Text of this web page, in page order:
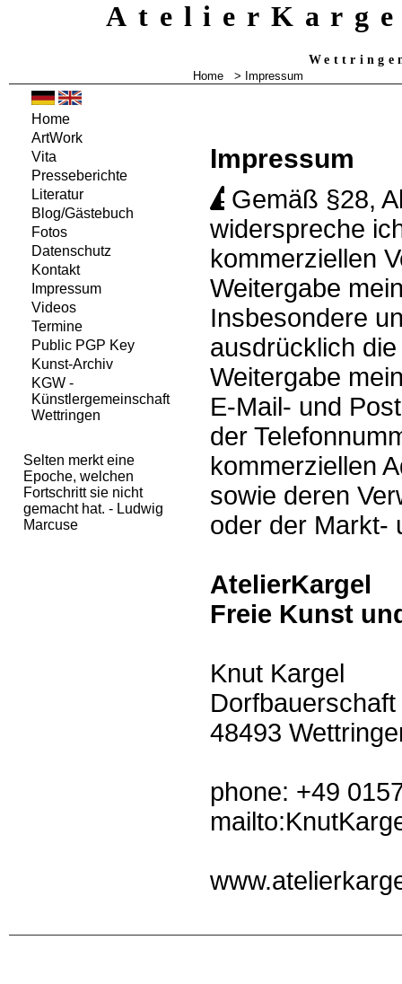
Home > Impressum
Impressum
Gemäß §28,
widerspreche
kommerziellen
Weitergabe
Insbesondere
ausdrücklich
Weitergabe
E-Mail- und
der
kommerziellen
sowie deren
oder der Markt-
AtelierKargel
Freie Kunst
Knut Kargel
Dorfbauerschaft
48493
phone: +49
Home
ArtWork
Vita
Presseberichte
Literatur
Blog/Gästebuch
Fotos
Datenschutz
Kontakt
Impressum
Videos
Termine
Public PGP Key
Kunst-Archiv
KGW -
Künstlergemeinschaft
Wettringen
Selten merkt eine
Epoche, welchen
Fortschritt sie nicht
gemacht hat. - Ludwig
Marcuse